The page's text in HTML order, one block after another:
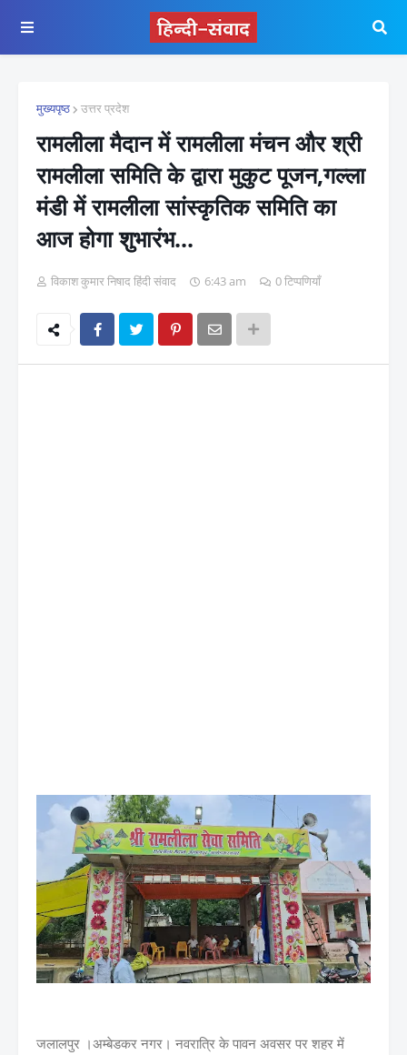
मुख्यपृष्ठ उत्तर प्रदेश
रामलीला मैदान में रामलीला मंचन और श्री
रामलीला समिति के द्वारा मुकुट पूजन,गल्ला
मंडी में रामलीला सांस्कृतिक समिति का
आज होगा शुभारंभ...
विकाश कुमार निषाद हिंदी संवाद 6:43 am 0 टिप्पणियाँ
जलालपुर ।अम्बेडकर नगर। नवरात्रि के पावन अवसर पर शहर में